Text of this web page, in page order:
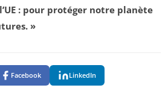
: pour protéger notre planète
»
Facebook LinkedIn